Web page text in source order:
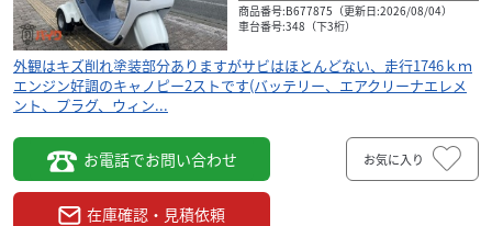
商品番号:B677875（更新日:2026/08/04）
車台番号:348（下3桁）
外観はキズ削れ塗装部分ありますがサビはほとんどない、走行1746ｋｍ
エンジン好調のキャノピー2ストです(バッテリー、エアクリーナエレメ
ント、プラグ、ウィン...
お電話でお問い合わせ
在庫確認・見積依頼
お気に入り